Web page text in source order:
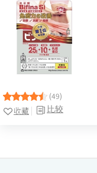
(49)
比较
收藏